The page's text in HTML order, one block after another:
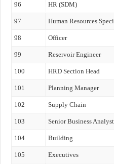
96 HR (SDM)
97 Human Resources
98 Officer
99 Reservoir Engineer
100 HRD Section Head
101 Planning Manager
102 Supply Chain
103 Senior Business Analyst
104 Building
105 Executives